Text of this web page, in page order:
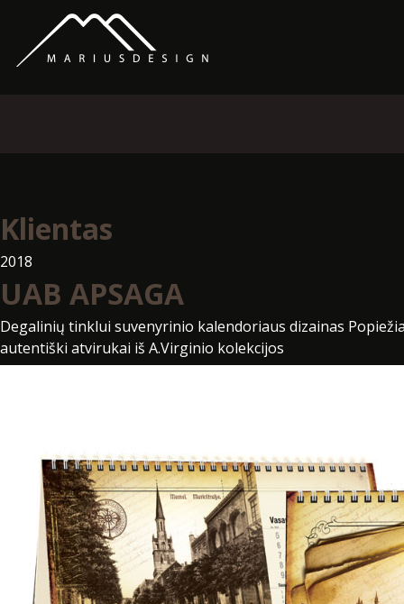
Klientas
2018
UAB APSAGA
Degalinių tinklui suvenyrinio kalendoriaus dizainas
autentiški atvirukai iš A.Virginio kolekcijos